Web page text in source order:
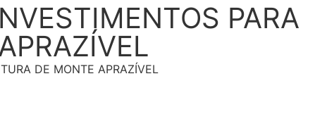
PARA
DE MONTE APRAZÍVEL